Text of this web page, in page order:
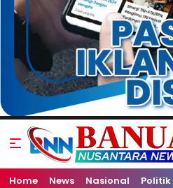
Banua Nusantara News
Home News Nasional Politik